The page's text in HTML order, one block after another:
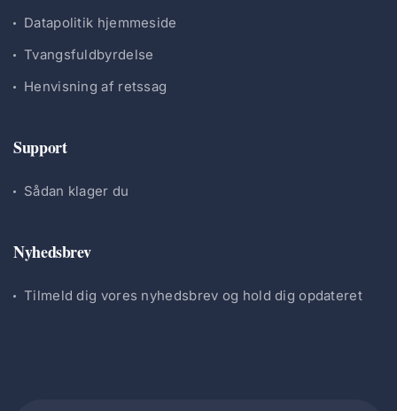
Datapolitik hjemmeside
Tvangsfuldbyrdelse
Henvisning af retssag
Support
Sådan klager du
Nyhedsbrev
Tilmeld dig vores nyhedsbrev og hold dig opdateret